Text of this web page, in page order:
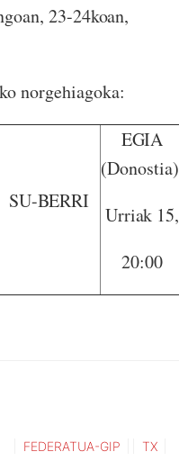
23-24koan,
norgehiagoka:
SU-BERRI
EGIA
Urriak 15,
20:00
FEDERATUA-GIP TX